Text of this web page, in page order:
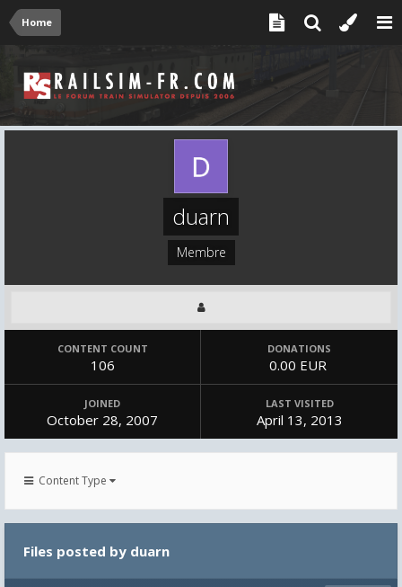
Home
duarn
Membre
CONTENT COUNT
106
DONATIONS
0.00 EUR
JOINED
October 28, 2007
LAST VISITED
April 13, 2013
Content Type
Files posted by duarn